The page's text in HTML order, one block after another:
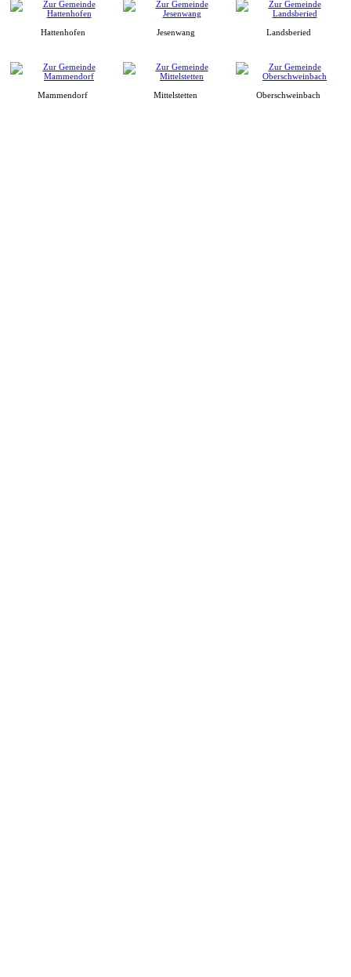
Hattenhofen Jesenwang Landsberied
Mammendorf Mittelstetten Oberschweinbach